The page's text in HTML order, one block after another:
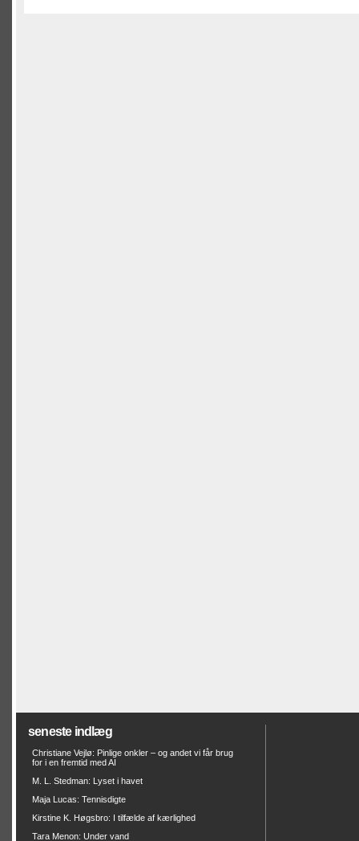
seneste indlæg
Christiane Vejlø: Pinlige onkler – og andet vi får brug
for i en fremtid med AI
M. L. Stedman: Lyset i havet
Maja Lucas: Tennisdigte
Kirstine K. Høgsbro: I tilfælde af kærlighed
Tara Menon: Under vand